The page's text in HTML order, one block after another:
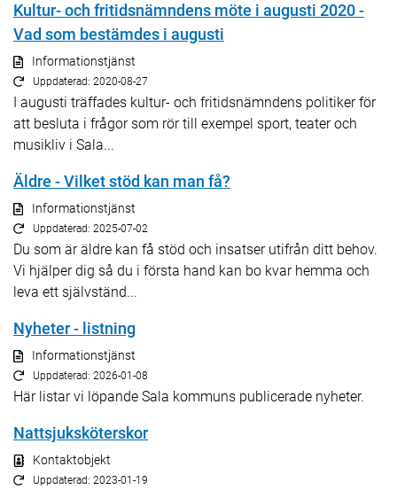
Kultur- och fritidsnämndens möte i augusti 2020 -
Vad som bestämdes i augusti
Informationstjänst
Uppdaterad: 2020-08-27
I augusti träffades kultur- och fritidsnämndens politiker för
att besluta i frågor som rör till exempel sport, teater och
musikliv i Sala...
Äldre - Vilket stöd kan man få?
Informationstjänst
Uppdaterad: 2025-07-02
Du som är äldre kan få stöd och insatser utifrån ditt behov.
Vi hjälper dig så du i första hand kan bo kvar hemma och
leva ett självständ...
Nyheter - listning
Informationstjänst
Uppdaterad: 2026-01-08
Här listar vi löpande Sala kommuns publicerade nyheter.
Nattsjuksköterskor
Kontaktobjekt
Uppdaterad: 2023-01-19